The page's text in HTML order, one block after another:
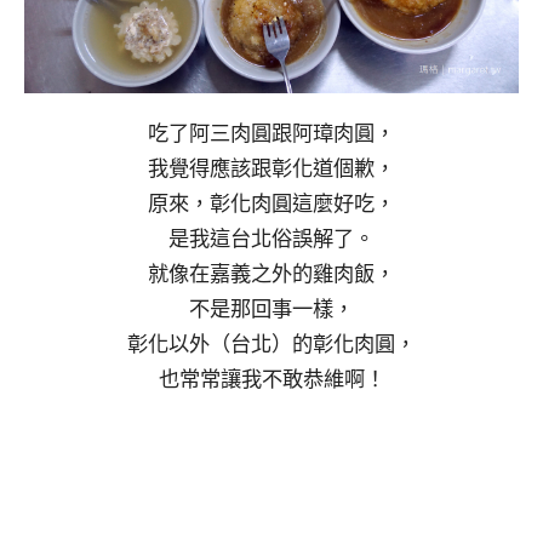
吃了阿三肉圓跟阿璋肉圓，
我覺得應該跟彰化道個歉，
原來，彰化肉圓這麼好吃，
是我這台北俗誤解了。
就像在嘉義之外的雞肉飯，
不是那回事一樣，
彰化以外（台北）的彰化肉圓，
也常常讓我不敢恭維啊！